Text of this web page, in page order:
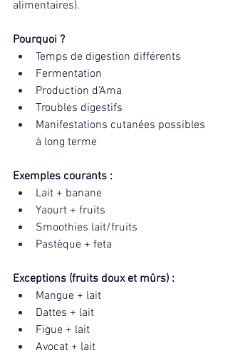
alimentaires).
Pourquoi ?
Temps de digestion différents
Fermentation
Production d’Ama
Troubles digestifs
Manifestations cutanées possibles
à long terme
Exemples courants :
Lait + banane
Yaourt + fruits
Smoothies lait/fruits
Pastèque + feta
Exceptions (fruits doux et mûrs) :
Mangue + lait
Dattes + lait
Figue + lait
Avocat + lait